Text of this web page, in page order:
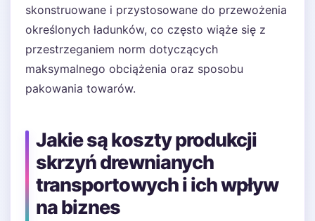
skonstruowane i przystosowane do przewożenia
określonych ładunków, co często wiąże się z
przestrzeganiem norm dotyczących
maksymalnego obciążenia oraz sposobu
pakowania towarów.
Jakie są koszty produkcji
skrzyń drewnianych
transportowych i ich wpływ
na biznes